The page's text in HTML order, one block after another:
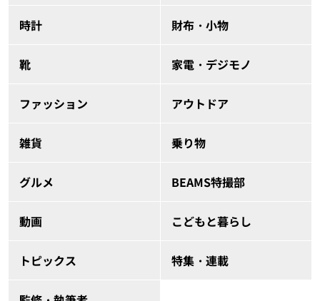
時計 財布・小物
靴 家電・デジモノ
ファッション アウトドア
雑貨 乗り物
グルメ BEAMS特撮部
動画 こどもと暮らし
トピックス 特集・連載